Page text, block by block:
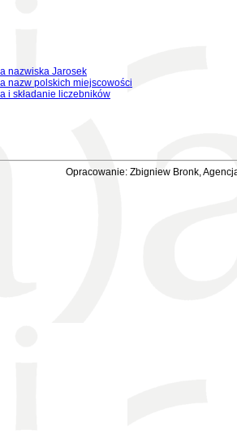
nazwiska Jarosek
nazw polskich miejscowości
i składanie liczebników
Opracowanie: Zbigniew Bronk,